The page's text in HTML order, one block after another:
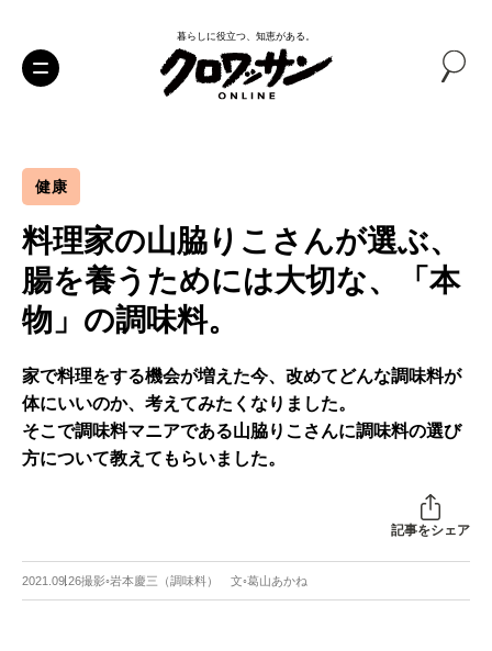
暮らしに役立つ、知恵がある。
健康
料理家の山脇りこさんが選ぶ、
腸を養うためには大切な、「本
物」の調味料。
家で料理をする機会が増えた今、改めてどんな調味料が
体にいいのか、考えてみたくなりました。
そこで調味料マニアである山脇りこさんに調味料の選び
方について教えてもらいました。
記事をシェア
2021.09.26撮影◦岩本慶三（調味料） 文◦葛山あかね